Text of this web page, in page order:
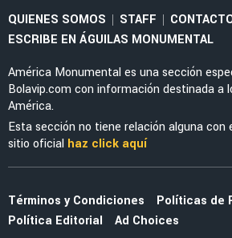
LEAGUES CUP 2026
América presenta lista oficial
Cup: Sorpresas y bajas